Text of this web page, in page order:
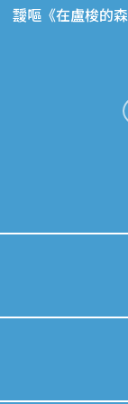
靉嘔《在盧梭的